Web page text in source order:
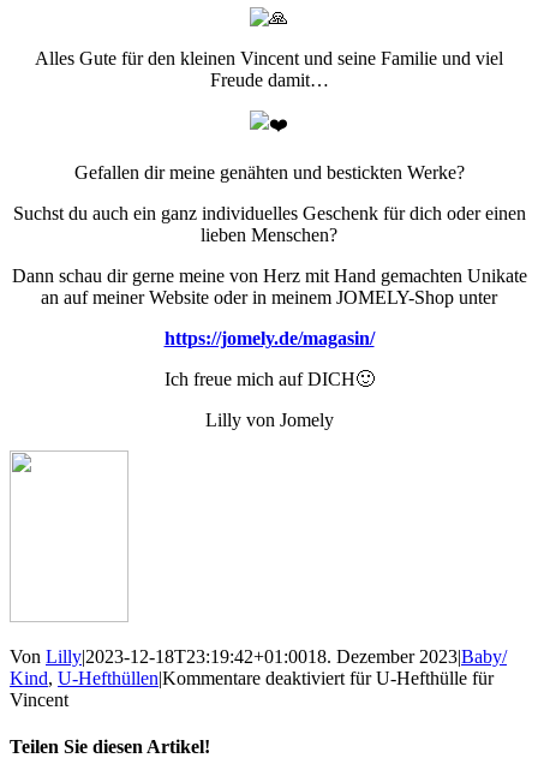
Alles Gute für den kleinen Vincent und seine Familie und viel
Freude damit…
Gefallen dir meine genähten und bestickten Werke?
Suchst du auch ein ganz individuelles Geschenk für dich oder einen
lieben Menschen?
Dann schau dir gerne meine von Herz mit Hand gemachten Unikate
an auf meiner Website oder in meinem JOMELY-Shop unter
https://jomely.de/magasin/
Ich freue mich auf DICH🙂
Lilly von Jomely
Von Lilly|2023-12-18T23:19:42+01:0018. Dezember 2023|Baby/
Kind, U-Hefthüllen|Kommentare deaktiviert für U-Hefthülle für
Vincent
Teilen Sie diesen Artikel!